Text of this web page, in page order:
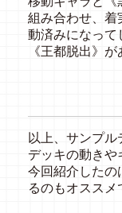
組み合わせ、着
動済みになって
《王都脱出》
以上、サンプ
デッキの動きや
今回紹介したの
るのもオススメ